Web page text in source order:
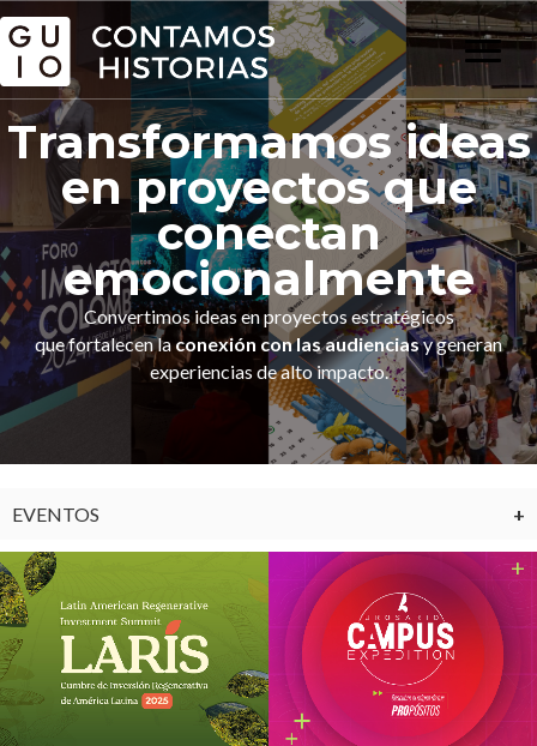
Transformamos ideas
en proyectos que
conectan
emocionalmente
Convertimos ideas en proyectos estratégicos
que fortalecen laconexión con las audienciasy generan
experiencias de alto impacto.
EVENTOS